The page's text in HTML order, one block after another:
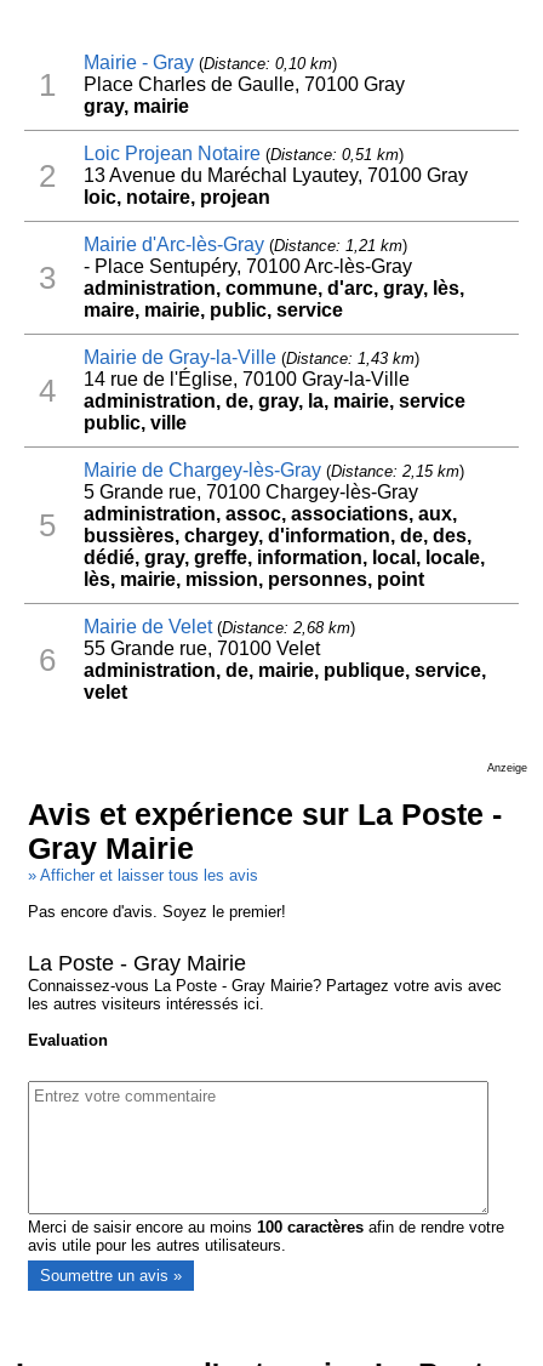
1
Mairie - Gray(Distance: 0,10 km)
Place Charles de Gaulle, 70100 Gray
gray, mairie
2
Loic Projean Notaire(Distance: 0,51 km)
13 Avenue du Maréchal Lyautey, 70100 Gray
loic, notaire, projean
3
Mairie d'Arc-lès-Gray(Distance: 1,21 km)
- Place Sentupéry, 70100 Arc-lès-Gray
administration, commune, d'arc, gray, lès,
maire, mairie, public, service
4
Mairie de Gray-la-Ville(Distance: 1,43 km)
14 rue de l'Église, 70100 Gray-la-Ville
administration, de, gray, la, mairie, service
public, ville
5
Mairie de Chargey-lès-Gray(Distance: 2,15 km)
5 Grande rue, 70100 Chargey-lès-Gray
administration, assoc, associations, aux,
bussières, chargey, d'information, de, des,
dédié, gray, greffe, information, local, locale,
lès, mairie, mission, personnes, point
6
Mairie de Velet(Distance: 2,68 km)
55 Grande rue, 70100 Velet
administration, de, mairie, publique, service,
velet
Anzeige
Avis et expérience sur La Poste -
Gray Mairie
» Afficher et laisser tous les avis
Pas encore d'avis. Soyez le premier!
La Poste - Gray Mairie
Connaissez-vous La Poste - Gray Mairie? Partagez votre avis avec
les autres visiteurs intéressés ici.
Evaluation
Merci de saisir encore au moins100 caractères afin de rendre votre
avis utile pour les autres utilisateurs.